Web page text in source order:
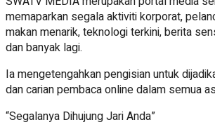
memaparkan segala aktiviti korporat,
makan menarik, teknologi terkini, berita
dan banyak lagi.
Ia mengetengahkan pengisian untuk
dan carian pembaca online dalam semua
“Segalanya Dihujung Jari Anda”